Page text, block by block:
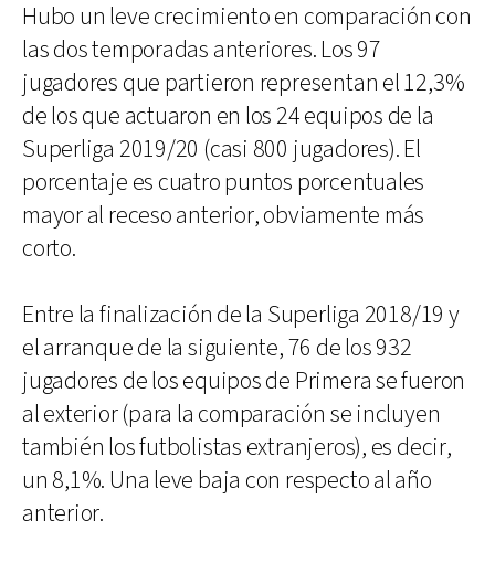
Hubo un leve crecimiento en comparación con
las dos temporadas anteriores. Los 97
jugadores que partieron representan el 12,3%
de los que actuaron en los 24 equipos de la
Superliga 2019/20 (casi 800 jugadores). El
porcentaje es cuatro puntos porcentuales
mayor al receso anterior, obviamente más
corto.
Entre la finalización de la Superliga 2018/19 y
el arranque de la siguiente, 76 de los 932
jugadores de los equipos de Primera se fueron
al exterior (para la comparación se incluyen
también los futbolistas extranjeros), es decir,
un 8,1%. Una leve baja con respecto al año
anterior.